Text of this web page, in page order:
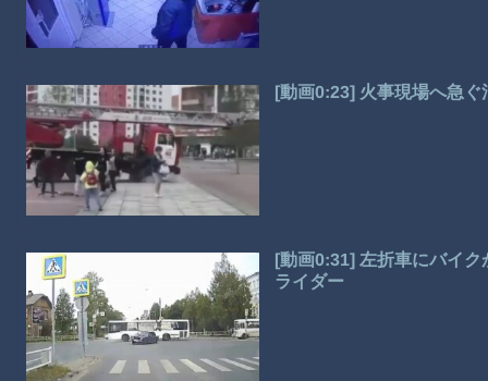
[動画0:23] 火事現場へ急
[動画0:31] 左折車にバイ
ライダー